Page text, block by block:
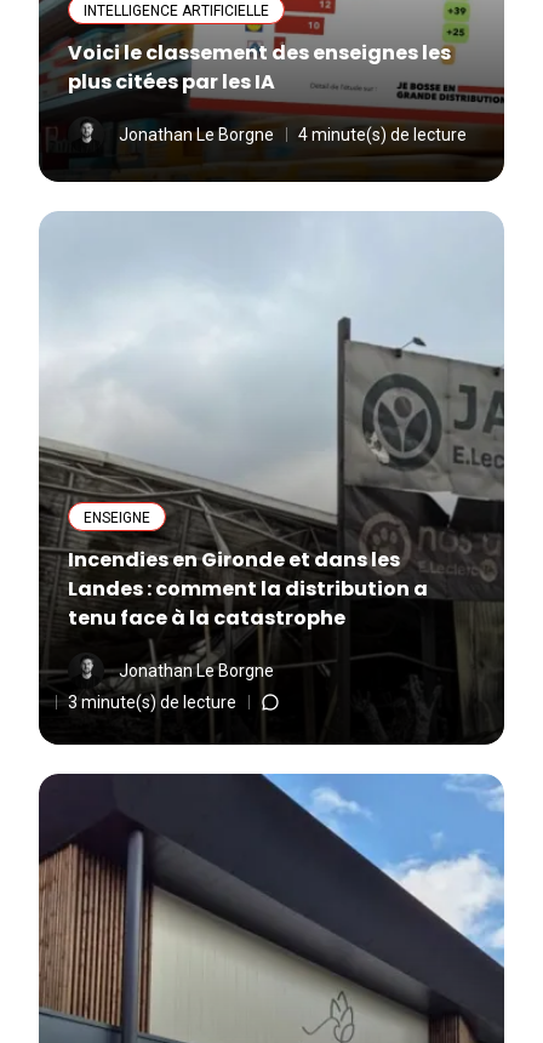
INTELLIGENCE ARTIFICIELLE
Voici le classement des enseignes les
plus citées par les IA
Jonathan Le Borgne 4 minute(s) de lecture
ENSEIGNE
Incendies en Gironde et dans les
Landes : comment la distribution a
tenu face à la catastrophe
Jonathan Le Borgne
3 minute(s) de lecture